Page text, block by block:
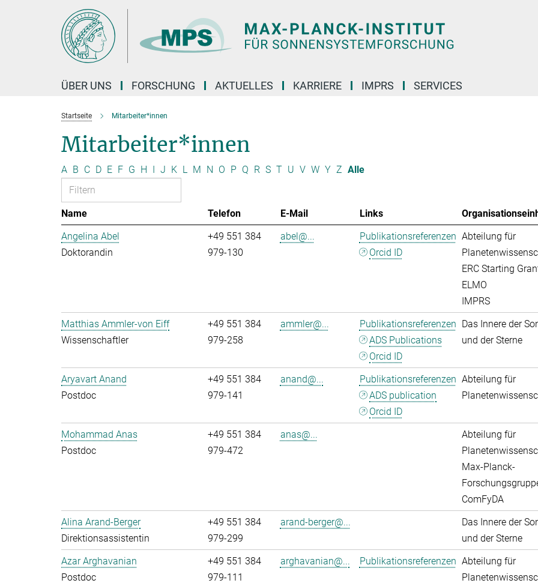
ÜBER UNS FORSCHUNG AKTUELLES KARRIERE IMPRS SERVICES
Startseite Mitarbeiter*innen
Mitarbeiter*innen
A B C D E F G H I J K L M N O P Q R S T U V W Y Z Alle
Name Telefon E-Mail Links
Angelina Abel
Doktorandin
+49 551 384
979-130
abel@...
Publikationsreferenzen
Orcid ID
Abteilung für
ERC Starting
ELMO
IMPRS
Matthias Ammler-von Eiff
Wissenschaftler
+49 551 384
979-258
ammler@...
Publikationsreferenzen
ADS Publications
Orcid ID
Das Innere der
und der Sterne
Aryavart Anand
Postdoc
+49 551 384
979-141
anand@...
Publikationsreferenzen
ADS publication
Orcid ID
Abteilung für
Mohammad Anas
Postdoc
+49 551 384
979-472
anas@...
Abteilung für
Max-Planck-
ComFyDA
Alina Arand-Berger
Direktionsassistentin
+49 551 384
979-299
arand-berger@...
Das Innere der
und der Sterne
Azar Arghavanian
Postdoc
+49 551 384
979-111
arghavanian@... Publikationsreferenzen Abteilung für